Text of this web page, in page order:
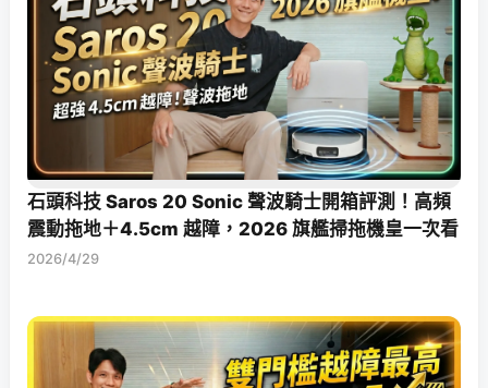
石頭科技 Saros 20 Sonic 聲波騎士開箱評測！高頻
震動拖地＋4.5cm 越障，2026 旗艦掃拖機皇一次看
2026/4/29